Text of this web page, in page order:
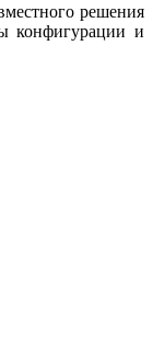
решения
конфигурации и